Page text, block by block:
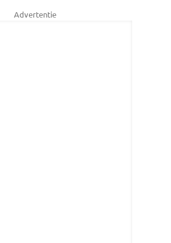
Advertentie